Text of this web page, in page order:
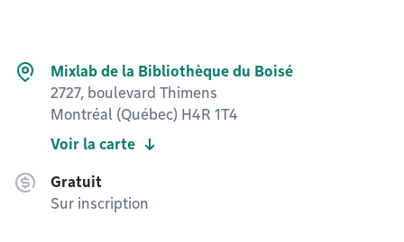
Mixlab de la Bibliothèque du Boisé
2727, boulevard Thimens
Montréal (Québec) H4R 1T4
Voir la carte
Gratuit
Sur inscription